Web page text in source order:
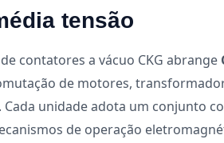
tensão
contatores a vácuo CKG abrange
de motores,
Cada unidade adota um conjunto
de operação